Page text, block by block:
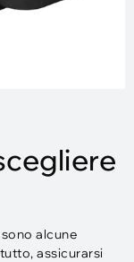
alcune
assicurarsi